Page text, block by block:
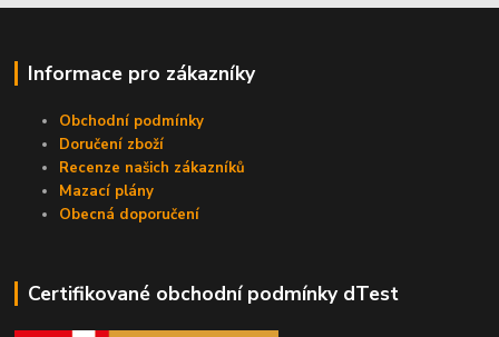
Informace pro zákazníky
Obchodní podmínky
Doručení zboží
Recenze našich zákazníků
Mazací plány
Obecná doporučení
Certifikované obchodní podmínky dTest